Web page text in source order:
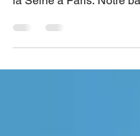
plaisir en optant pour un
la Seine à Paris. Notre bateau Le Diamant
Bleu...